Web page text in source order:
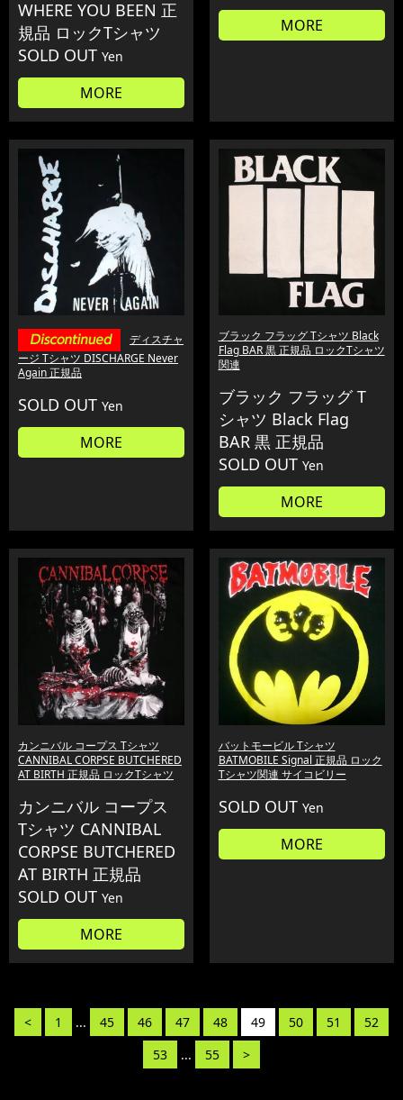
WHERE YOU BEEN 正
規品 ロックTシャツ
SOLD OUT Yen
MORE
MORE
ディスチャ
ージ Tシャツ DISCHARGE Never
Again 正規品
SOLD OUT Yen
MORE
ブラック フラッグ Tシャツ Black
Flag BAR 黒 正規品 ロックTシャツ
関連
ブラック フラッグ T
シャツ Black Flag
BAR 黒 正規品
SOLD OUT Yen
MORE
カンニバル コープス Tシャツ
CANNIBAL CORPSE BUTCHERED
AT BIRTH 正規品 ロックTシャツ
カンニバル コープス
Tシャツ CANNIBAL
CORPSE BUTCHERED
AT BIRTH 正規品
SOLD OUT Yen
MORE
バットモービル Tシャツ
BATMOBILE Signal 正規品 ロック
Tシャツ関連 サイコビリー
SOLD OUT Yen
MORE
< 1 ... 45 46 47 48 49 50 51
52
53
... 55 >